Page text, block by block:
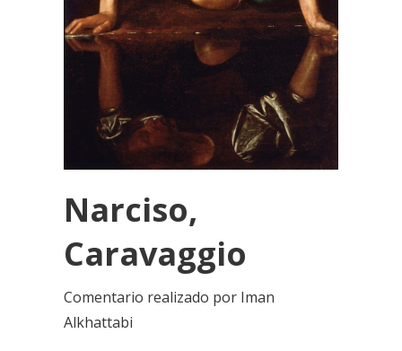
Narciso,
Caravaggio
Comentario realizado por Iman
Alkhattabi